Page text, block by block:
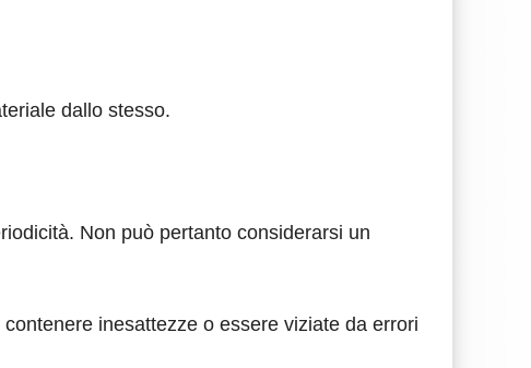
dallo stesso.
Non può pertanto considerarsi un
inesattezze o essere viziate da errori